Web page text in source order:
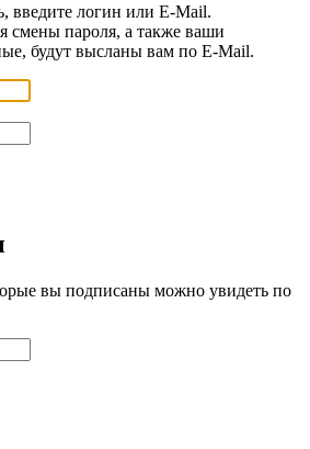
введите логин или E-Mail.
смены пароля, а также ваши
будут высланы вам по E-Mail.
вы подписаны можно увидеть по